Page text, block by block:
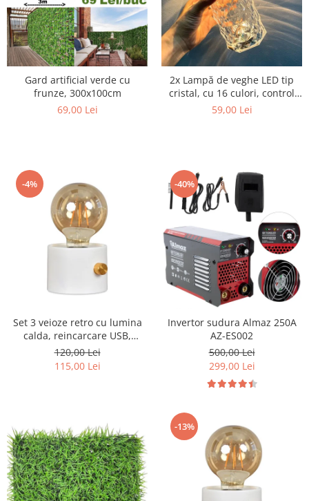
Gard artificial verde cu
frunze, 300x100cm
69,00 Lei
2x Lampă de veghe LED tip
cristal, cu 16 culori, control
tactil si telecomandă
59,00 Lei
-4%
Set 3 veioze retro cu lumina
calda, reincarcare USB,
intensitate reglabila
120,00 Lei
115,00 Lei
-40%
Invertor sudura Almaz 250A
AZ-ES002
500,00 Lei
299,00 Lei
-13%